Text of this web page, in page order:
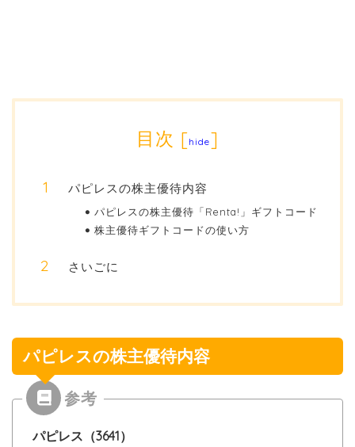
目次 [hide]
パピレスの株主優待内容
パピレスの株主優待「Renta!」ギフトコード
株主優待ギフトコードの使い方
さいごに
パピレスの株主優待内容
パピレス（3641）